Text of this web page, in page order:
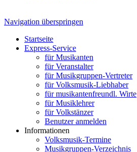
Navigation überspringen
Startseite
Express-Service
für Musikanten
für Veranstalter
für Musikgruppen-Vertreter
für Volksmusik-Liebhaber
für musikantenfreundl. Wirte
für Musiklehrer
für Volkstänzer
Benutzer anmelden
Informationen
Volksmusik-Termine
Musikgruppen-Verzeichnis